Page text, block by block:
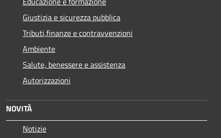
Giustizia e sicurezza pubblica
Tributi,finanze e contravvenzioni
Ambiente
Salute, benessere e assistenza
Autorizzazioni
NOVITÀ
Notizie